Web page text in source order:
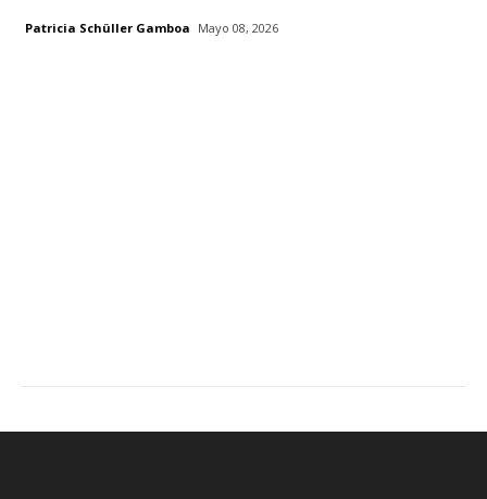
Patricia Schüller Gamboa Mayo 08, 2026